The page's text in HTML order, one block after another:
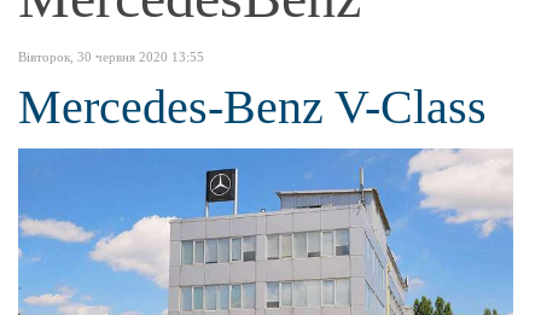
Вівторок, 30 червня 2020 13:55
Mercedes-Benz V-Class